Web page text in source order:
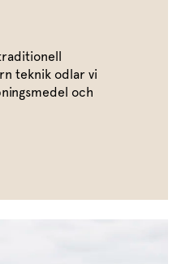
teknik odlar vi
och